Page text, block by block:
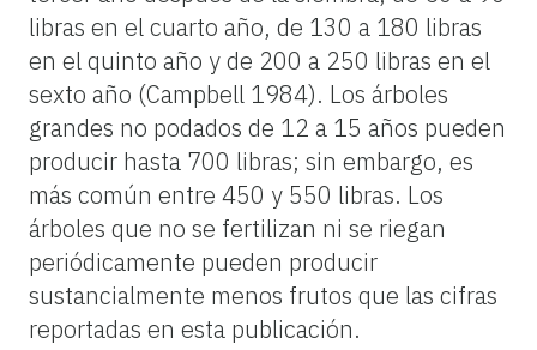
libras en el cuarto año, de 130 a 180 libras
en el quinto año y de 200 a 250 libras en el
sexto año (Campbell 1984). Los árboles
grandes no podados de 12 a 15 años pueden
producir hasta 700 libras; sin embargo, es
más común entre 450 y 550 libras. Los
árboles que no se fertilizan ni se riegan
periódicamente pueden producir
sustancialmente menos frutos que las cifras
reportadas en esta publicación.